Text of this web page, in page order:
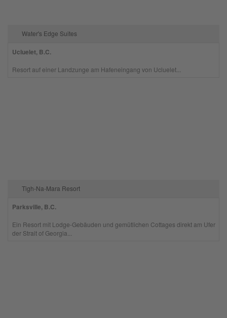
Water's Edge Suites
Ucluelet, B.C.
Resort auf einer Landzunge am Hafeneingang von Ucluelet...
Tigh-Na-Mara Resort
Parksville, B.C.
Ein Resort mit Lodge-Gebäuden und gemütlichen Cottages direkt am Ufer
der Strait of Georgia...